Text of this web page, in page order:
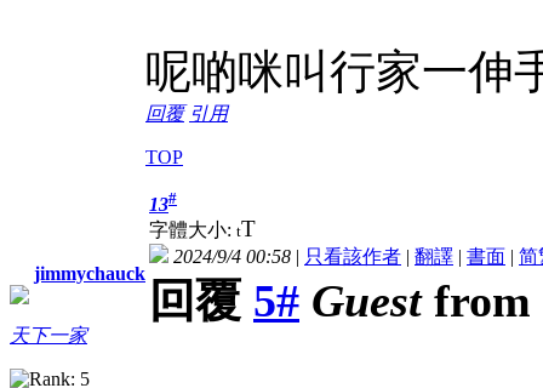
呢啲咪叫行家一伸
回覆 引用
TOP
jimmychauck
天下一家
13#
字體大小: tT
2024/9/4 00:58 | 只看該作者 | 翻譯 | 書面 | 简
回覆 5# Guestfrom